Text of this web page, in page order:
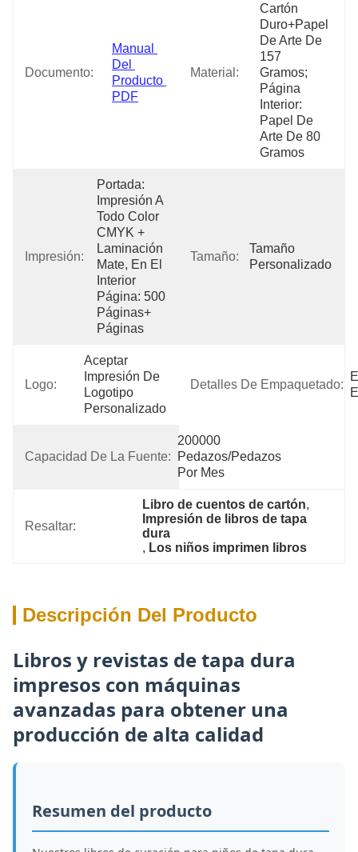
Documento:
Manual
Del
Producto
PDF
Material:
Cartón
Duro+papel
De Arte De
157
Gramos;
Página
Interior:
Papel De
Arte De 80
Gramos
Impresión:
Portada:
Impresión A
Todo Color
CMYK +
Laminación
Mate, En El
Interior
Página: 500
Páginas+
Páginas
Tamaño:
Tamaño
Personalizado
Logo:
Aceptar
Impresión De
Logotipo
Personalizado
Detalles De Empaquetado:
Capacidad De La Fuente:
200000
Pedazos/pedazos
Por Mes
Resaltar:
Libro de cuentos de cartón,
Impresión de libros de tapa
dura
, Los niños imprimen libros
Descripción Del Producto
Libros y revistas de tapa dura
impresos con máquinas
avanzadas para obtener una
producción de alta calidad
Resumen del producto